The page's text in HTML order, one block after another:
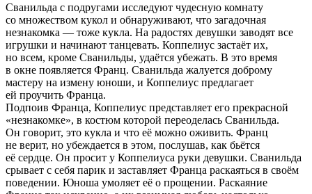
Сванильда с подругами исследуют чудесную комнату
со множеством кукол и обнаруживают, что загадочная
незнакомка — тоже кукла. На радостях девушки заводят все
игрушки и начинают танцевать. Коппелиус застаёт их,
но всем, кроме Сванильды, удаётся убежать. В это время
в окне появляется Франц. Сванильда жалуется доброму
мастеру на измену юноши, и Коппелиус предлагает
ей проучить Франца.
Подпоив Франца, Коппелиус представляет его прекрасной
«незнакомке», в костюм которой переоделась Сванильда.
Он говорит, это кукла и что её можно оживить. Франц
не верит, но убеждается в этом, послушав, как бьётся
её сердце. Он просит у Коппелиуса руки девушки. Сванильда
срывает с себя парик и заставляет Франца раскаяться в своём
поведении. Юноша умоляет её о прощении. Раскаяние